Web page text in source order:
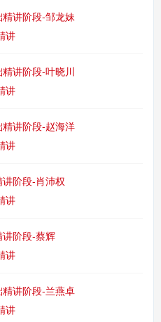
讲阶段-邹龙妹
讲
讲阶段-叶晓川
讲
讲阶段-赵海洋
讲
阶段-肖沛权
讲
阶段-蔡辉
讲
讲阶段-兰燕卓
讲